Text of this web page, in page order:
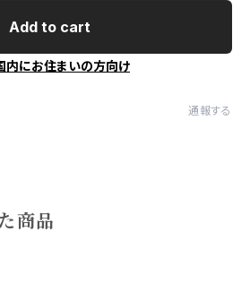
Add to cart
内にお住まいの方向け
通報する
商品